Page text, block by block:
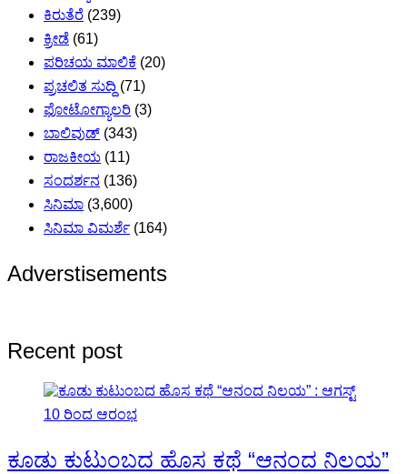
ಕಿರುತೆರೆ (239)
ಕ್ರೀಡೆ (61)
ಪರಿಚಯ ಮಾಲಿಕೆ (20)
ಪ್ರಚಲಿತ ಸುದ್ದಿ (71)
ಫೋಟೋಗ್ಯಾಲರಿ (3)
ಬಾಲಿವುಡ್ (343)
ರಾಜಕೀಯ (11)
ಸಂದರ್ಶನ (136)
ಸಿನಿಮಾ (3,600)
ಸಿನಿಮಾ ವಿಮರ್ಶೆ (164)
Adverstisements
Recent post
ಕೂಡು ಕುಟುಂಬದ ಹೊಸ ಕಥೆ “ಆನಂದ ನಿಲಯ”